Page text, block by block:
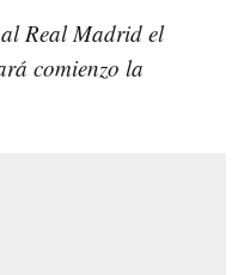
Real Madrid el
comienzo la